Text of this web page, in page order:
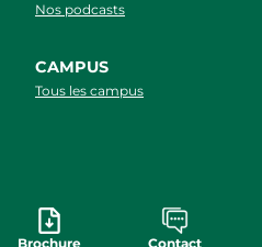
Brochure Contact
Nos podcasts
CAMPUS
Tous les campus